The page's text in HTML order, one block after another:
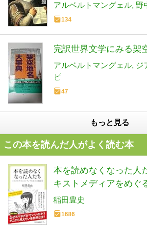
アルベルトマングェル 野
134
完訳世界文学にみる架
アルベルトマングェル ジ
ピ
47
もっと見る
この本を読んだ人がよく読む本
本を読めなくなった人
キストメディアをめぐ
書ラクレ 861)
稲田豊史
1686